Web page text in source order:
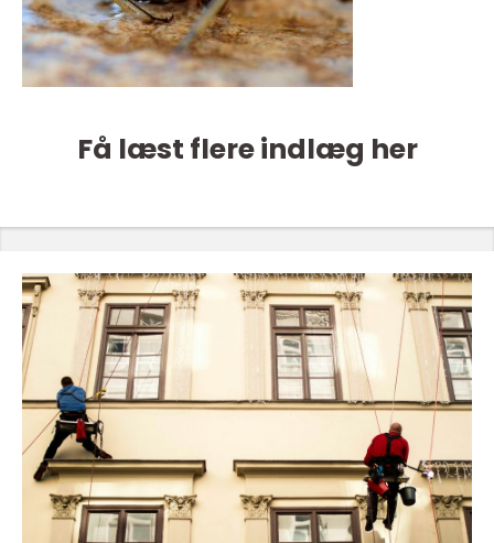
Få læst flere indlæg her